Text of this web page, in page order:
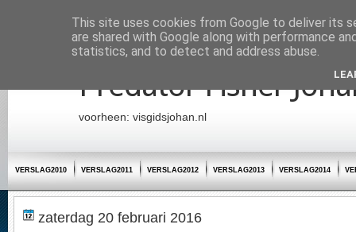
Startpagina
Predator Fisher
voorheen: visgidsjohan.nl
VERSLAG2010 VERSLAG2011 VERSLAG2012 VERSLAG2013 VERSLAG2014
zaterdag 20 februari 2016
This site uses cookies from Google to deliver its
are shared with Google along with performance
statistics, and to detect and address abuse.